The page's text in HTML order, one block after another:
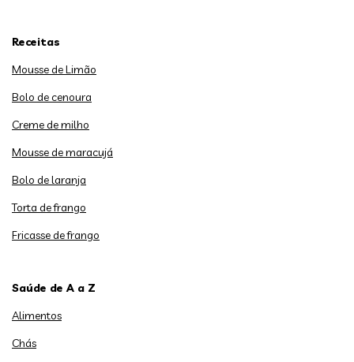
Receitas
Mousse de Limão
Bolo de cenoura
Creme de milho
Mousse de maracujá
Bolo de laranja
Torta de frango
Fricasse de frango
Saúde de A a Z
Alimentos
Chás